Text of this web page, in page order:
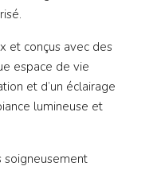
et conçus avec des
espace de vie
et d’un éclairage
lumineuse et
soigneusement